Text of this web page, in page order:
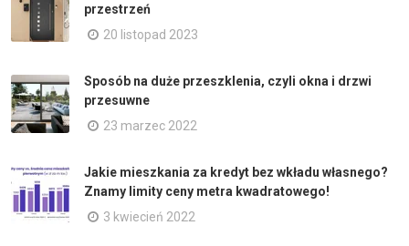
przestrzeń
20 listopad 2023
Sposób na duże przeszklenia, czyli okna i drzwi
przesuwne
23 marzec 2022
Jakie mieszkania za kredyt bez wkładu własnego?
Znamy limity ceny metra kwadratowego!
3 kwiecień 2022